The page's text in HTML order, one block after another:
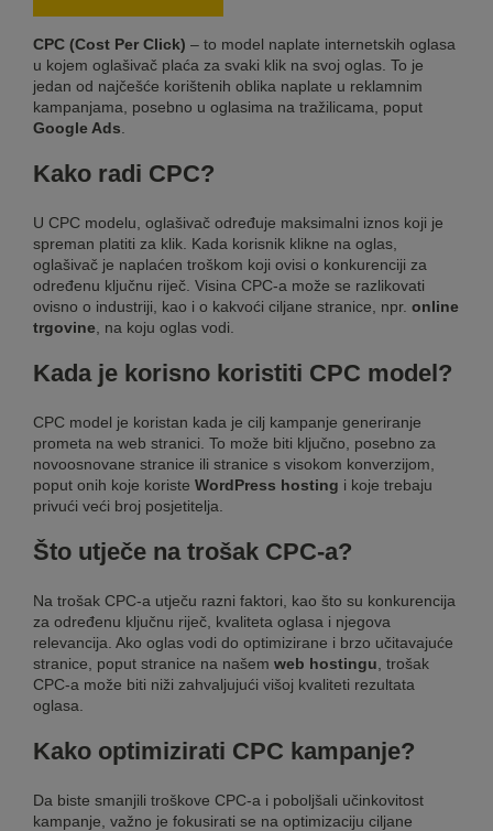
CPC (Cost Per Click) – to model naplate internetskih oglasa
u kojem oglašivač plaća za svaki klik na svoj oglas. To je
jedan od najčešće korištenih oblika naplate u reklamnim
kampanjama, posebno u oglasima na tražilicama, poput
Google Ads
Kako radi CPC?
U CPC modelu, oglašivač određuje maksimalni iznos koji je
spreman platiti za klik. Kada korisnik klikne na oglas,
oglašivač je naplaćen troškom koji ovisi o konkurenciji za
određenu ključnu riječ. Visina CPC-a može se razlikovati
ovisno o industriji, kao i o kakvoći ciljane stranice, npr. online
trgovine , na koju oglas vodi.
Kada je korisno koristiti CPC model?
CPC model je koristan kada je cilj kampanje generiranje
prometa na web stranici. To može biti ključno, posebno za
novoosnovane stranice ili stranice s visokom konverzijom,
poput onih koje koriste WordPress hosting i koje trebaju
privući veći broj posjetitelja.
Što utječe na trošak CPC-a?
Na trošak CPC-a utječu razni faktori, kao što su konkurencija
za određenu ključnu riječ, kvaliteta oglasa i njegova
relevancija. Ako oglas vodi do optimizirane i brzo učitavajuće
stranice, poput stranice na našem web hostingu , trošak
CPC-a može biti niži zahvaljujući višoj kvaliteti rezultata
oglasa.
Kako optimizirati CPC kampanje?
Da biste smanjili troškove CPC-a i poboljšali učinkovitost
kampanje, važno je fokusirati se na optimizaciju ciljane